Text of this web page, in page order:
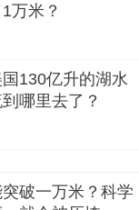
万米？
130亿升的湖水
哪里去了？
破一万米？科学